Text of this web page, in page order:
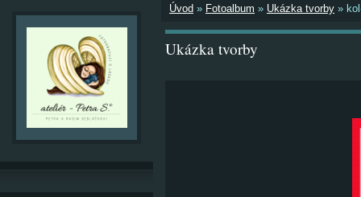
Úvod » Fotoalbum » Ukázka tvorby »
Ukázka tvorby